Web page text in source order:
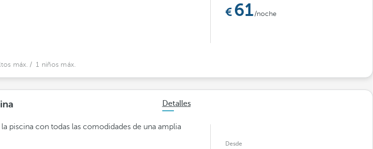
máx. / 1 niños máx.
61 /noche
Detalles
la piscina con todas las comodidades de una amplia
Desde